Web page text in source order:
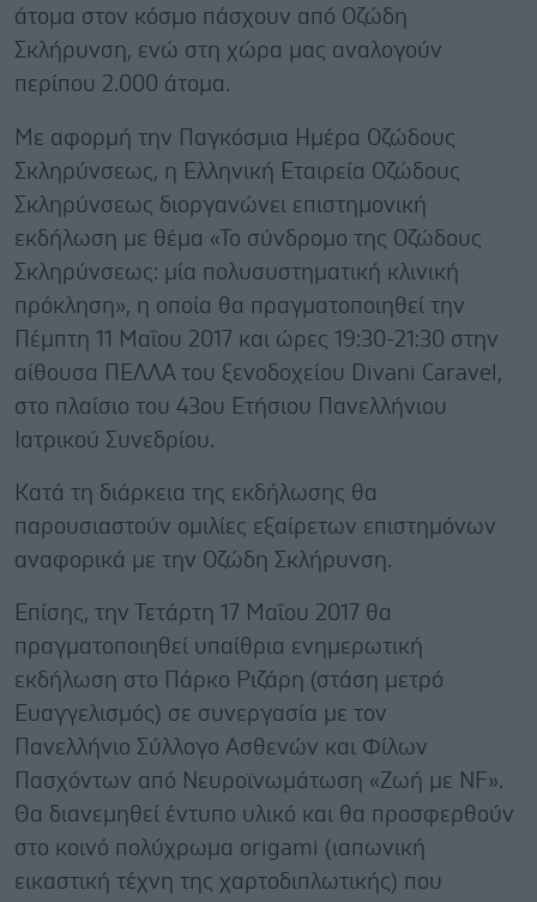
άτομα στον κόσμο πάσχουν από Οζώδη
Σκλήρυνση, ενώ στη χώρα μας αναλογούν
περίπου 2.000 άτομα.
Με αφορμή την Παγκόσμια Ημέρα Οζώδους
Σκληρύνσεως, η Ελληνική Εταιρεία Οζώδους
Σκληρύνσεως διοργανώνει επιστημονική
εκδήλωση με θέμα «Το σύνδρομο της Οζώδους
Σκληρύνσεως: μία πολυσυστηματική κλινική
πρόκληση», η οποία θα πραγματοποιηθεί την
Πέμπτη 11 Μαΐου 2017 και ώρες 19:30-21:30 στην
αίθουσα ΠΕΛΛΑ του ξενοδοχείου Divani Caravel,
στο πλαίσιο του 43ου Ετήσιου Πανελλήνιου
Ιατρικού Συνεδρίου.
Κατά τη διάρκεια της εκδήλωσης θα
παρουσιαστούν ομιλίες εξαίρετων επιστημόνων
αναφορικά με την Οζώδη Σκλήρυνση.
Επίσης, την Τετάρτη 17 Μαΐου 2017 θα
πραγματοποιηθεί υπαίθρια ενημερωτική
εκδήλωση στο Πάρκο Ριζάρη (στάση μετρό
Ευαγγελισμός) σε συνεργασία με τον
Πανελλήνιο Σύλλογο Ασθενών και Φίλων
Πασχόντων από Νευροϊνωμάτωση «Ζωή με NF».
Θα διανεμηθεί έντυπο υλικό και θα προσφερθούν
στο κοινό πολύχρωμα origami (ιαπωνική
εικαστική τέχνη της χαρτοδιπλωτικής) που